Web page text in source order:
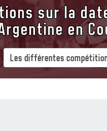
sur la
en